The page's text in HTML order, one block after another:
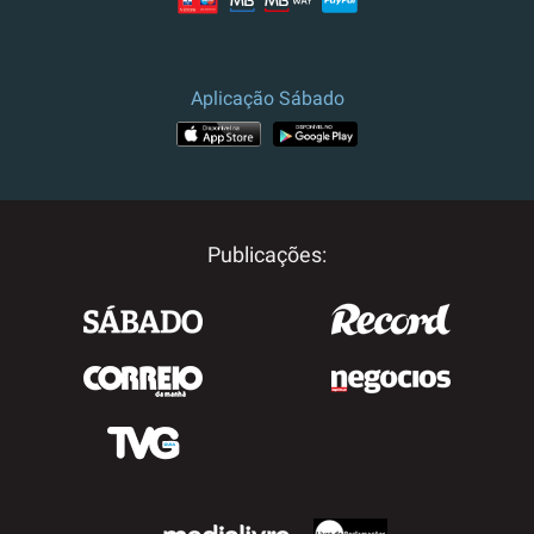
Aplicação Sábado
Publicações: